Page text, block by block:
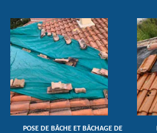
POSE DE BÂCHE ET BÂCHAGE DE